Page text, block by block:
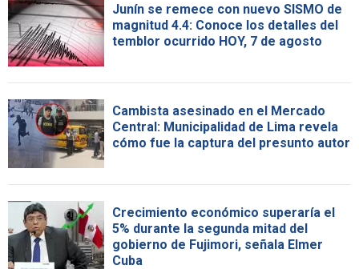
Junín se remece con nuevo SISMO de
magnitud 4.4: Conoce los detalles del
temblor ocurrido HOY, 7 de agosto
Cambista asesinado en el Mercado
Central: Municipalidad de Lima revela
cómo fue la captura del presunto autor
Crecimiento económico superaría el
5% durante la segunda mitad del
gobierno de Fujimori, señala Elmer
Cuba